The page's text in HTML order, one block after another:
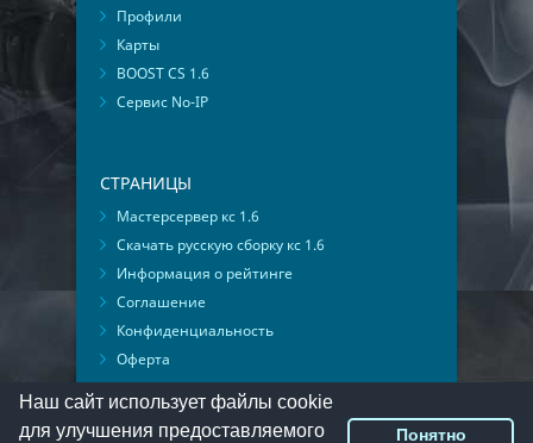
Профили
Карты
BOOST CS 1.6
Сервис No-IP
СТРАНИЦЫ
Мастерсервер кс 1.6
Скачать русскую сборку кс 1.6
Информация о рейтинге
Соглашение
Конфиденциальность
Оферта
Мониторинг ВКонтакте
Наш сайт использует файлы cookie
для улучшения предоставляемого
Понятно